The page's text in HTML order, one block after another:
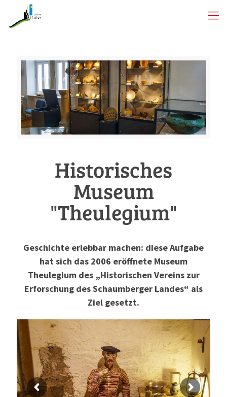
Historisches
Museum
"Theulegium"
Geschichte erlebbar machen: diese Aufgabe
hat sich das 2006 eröffnete Museum
Theulegium des „Historischen Vereins zur
Erforschung des Schaumberger Landes“ als
Ziel gesetzt.